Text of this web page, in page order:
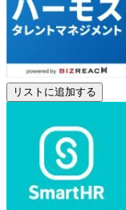
リストに追加する